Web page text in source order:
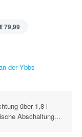
79,99
der Ybbs
über 1,8 l
Abschaltung...